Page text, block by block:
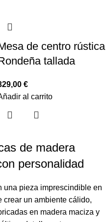
de centro rústica
tallada
€
al carrito
de madera
personalidad
una pieza imprescindible en
un ambiente cálido,
en madera maciza y